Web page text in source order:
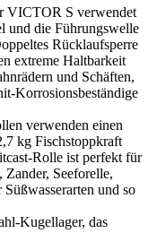
VICTOR S verwendet
und die Führungswelle
Rücklaufsperre
extreme Haltbarkeit
und Schäften,
Korrosionsbeständige
verwenden einen
kg Fischstoppkraft
Rolle ist perfekt für
Seeforelle,
und so
Kugellager, das